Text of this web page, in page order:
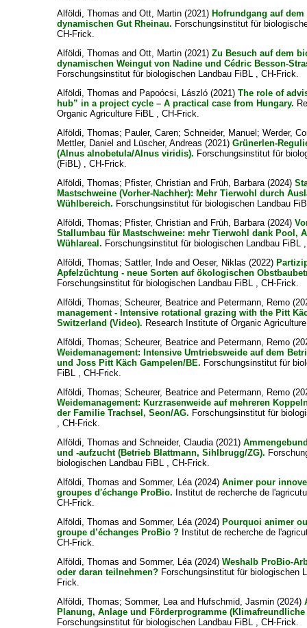
Alföldi, Thomas andOtt, Martin (2021) Hofrundgang auf
dynamischen Gut Rheinau. Forschungsinstitut für
CH-Frick.
Alföldi, Thomas andOtt, Martin (2021)Zu Besuch auf dem
dynamischen Weingut von Nadine und Cédric Besson-
Forschungsinstitut für biologischen Landbau FiBL , CH-Frick.
Alföldi, Thomas and Papoócsi, László (2021)The role of
hub” in a project cycle – A practical case from Hungary.
Organic Agriculture FiBL , CH-Frick.
Alföldi, Thomas; Pauler, Caren;Schneider, Manuel ;Werder,
Mettler, Daniel and Lüscher, Andreas (2021)Grünerlen-
(Alnus alnobetula/Alnus viridis). Forschungsinstitut für
(FiBL) , CH-Frick.
Alföldi, Thomas; Pfister, Christian and Früh, Barbara(2024)
Mastschweine (Vorher-Nachher): Mehr Tierwohl durch
Wühlbereich. Forschungsinstitut für biologischen Landbau
Alföldi, Thomas; Pfister, Christian and Früh, Barbara(2024)
Stallumbau für Mastschweine: mehr Tierwohl dank Pool,
Wühlareal. Forschungsinstitut für biologischen Landbau FiBL
Alföldi, Thomas;Sattler, Inde andOeser, Niklas (2022)
Apfelzüchtung - neue Sorten auf ökologischen
Forschungsinstitut für biologischen Landbau FiBL , CH-Frick.
Alföldi, Thomas;Scheurer, Beatrice and Petermann, Remo
management - Intensive rotational grazing with the Pitt
Switzerland (Video). Research Institute of Organic
Alföldi, Thomas;Scheurer, Beatrice and Petermann, Remo
Weidemanagement: Intensive Umtriebsweide auf dem
und Joss Pitt Käch Gampelen/BE. Forschungsinstitut für
FiBL , CH-Frick.
Alföldi, Thomas;Scheurer, Beatrice and Petermann, Remo
Weidemanagement: Kurzrasenweide auf mehreren
der Familie Trachsel, Seon/AG. Forschungsinstitut für
, CH-Frick.
Alföldi, Thomas andSchneider, Claudia(2021)
und -aufzucht (Betrieb Blattmann, Sihlbrugg/ZG).
biologischen Landbau FiBL , CH-Frick.
Alföldi, Thomas andSommer, Léa(2024)Animer pour
groupes d'échange ProBio. Institut de recherche de
CH-Frick.
Alföldi, Thomas andSommer, Léa(2024) Pourquoi animer
groupe d’échanges ProBio ? Institut de recherche de
CH-Frick.
Alföldi, Thomas andSommer, Léa(2024)Weshalb ProBio-
oder daran teilnehmen? Forschungsinstitut für biologischen
Frick.
Alföldi, Thomas;Sommer, Leaand Hufschmid, Jasmin (2024)
Planung, Anlage und Förderprogramme
Forschungsinstitut für biologischen Landbau FiBL , CH-Frick.